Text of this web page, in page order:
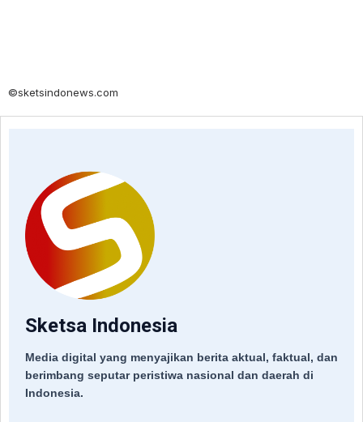
©sketsindonews.com
Sketsa Indonesia
Media digital yang menyajikan berita aktual, faktual, dan
berimbang seputar peristiwa nasional dan daerah di
Indonesia.